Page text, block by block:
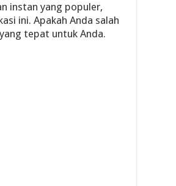
instan yang populer,
ini. Apakah Anda salah
tepat untuk Anda.